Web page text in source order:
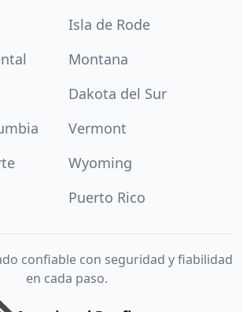
Isla de Rode
Montana
Dakota del Sur
Vermont
Wyoming
Puerto Rico
confiable con seguridad y fiabilidad
en cada paso.